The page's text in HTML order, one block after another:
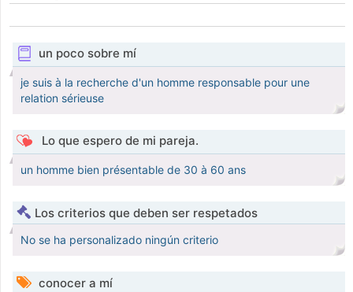
un poco sobre mí
je suis à la recherche d'un homme responsable pour une
relation sérieuse
Lo que espero de mi pareja.
un homme bien présentable de 30 à 60 ans
Los criterios que deben ser respetados
No se ha personalizado ningún criterio
conocer a mí